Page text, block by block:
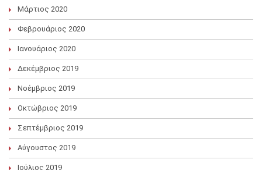
Μάρτιος 2020
Φεβρουάριος 2020
Ιανουάριος 2020
Δεκέμβριος 2019
Νοέμβριος 2019
Οκτώβριος 2019
Σεπτέμβριος 2019
Αύγουστος 2019
Ιούλιος 2019